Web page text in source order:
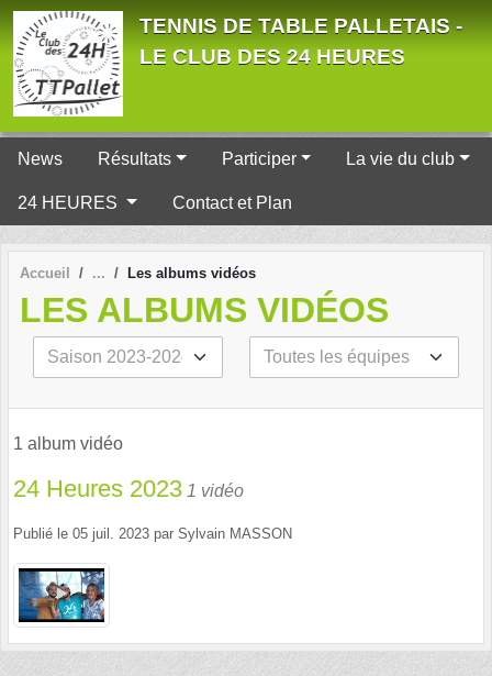
TENNIS DE TABLE PALLETAIS -
LE CLUB DES 24 HEURES
News Résultats Participer La vie du club
24 HEURES Contact et Plan
Accueil Les albums vidéos
LES ALBUMS VIDÉOS
1 album vidéo
24 Heures 2023 1 vidéo
Publié le 05 juil. 2023 par Sylvain MASSON
Panneau de gestion des cookies